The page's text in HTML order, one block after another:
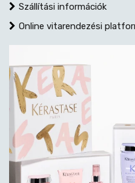
Szállítási információk
Online vitarendezési